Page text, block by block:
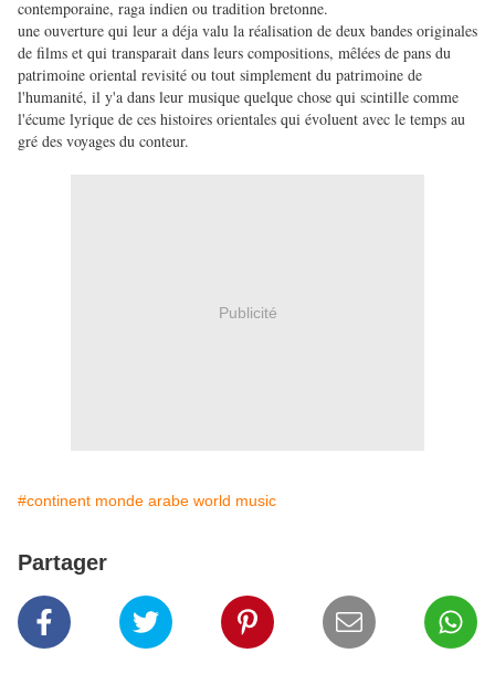
contemporaine, raga indien ou tradition bretonne.
une ouverture qui leur a déja valu la réalisation de deux bandes originales
de films et qui transparait dans leurs compositions, mêlées de pans du
patrimoine oriental revisité ou tout simplement du patrimoine de
l'humanité, il y'a dans leur musique quelque chose qui scintille comme
l'écume lyrique de ces histoires orientales qui évoluent avec le temps au
gré des voyages du conteur.
Publicité
#continent monde arabe world music
Partager